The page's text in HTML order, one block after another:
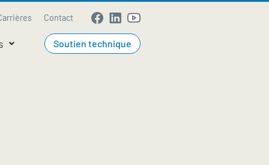
Contact
Soutien technique